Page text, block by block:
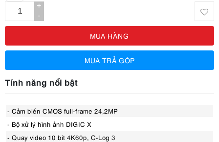
+
-
MUA HÀNG
MUA TRẢ GÓP
Tính năng nổi bật
- Cảm biến CMOS full-frame 24,2MP
- Bộ xử lý hình ảnh DIGIC X
- Quay video 10 bit 4K60p, C-Log 3